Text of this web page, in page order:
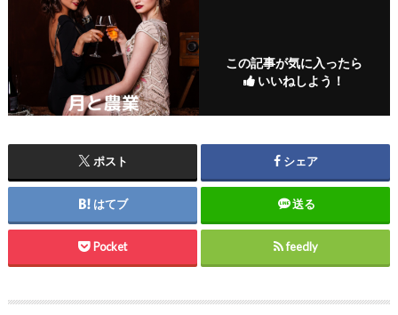
この記事が気に入ったら
いいねしよう！
ポスト シェア
はてブ 送る
Pocket feedly